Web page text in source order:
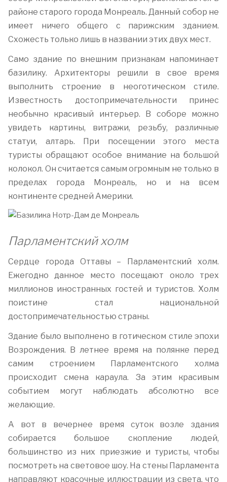
районе старого города Монреаль. Данный собор не
имеет ничего общего с парижским зданием.
Схожесть только лишь в названии этих двух мест.
Само здание по внешним признакам напоминает
базилику. Архитекторы решили в свое время
выполнить строение в неоготическом стиле.
Известность достопримечательности принес
необычно красивый интерьер. В соборе можно
увидеть картины, витражи, резьбу, различные
статуи, алтарь. При посещении этого места
туристы обращают особое внимание на большой
колокол. Он считается самым огромным не только в
пределах города Монреаль, но и на всем
континенте средней Америки.
Парламентский холм
Сердце города Оттавы – Парламентский холм.
Ежегодно данное место посещают около трех
миллионов иностранных гостей и туристов. Холм
поистине стал национальной
достопримечательностью страны.
Здание было выполнено в готическом стиле эпохи
Возрождения. В летнее время на полянке перед
самим строением Парламентского холма
происходит смена караула. За этим красивым
событием могут наблюдать абсолютно все
желающие.
А вот в вечернее время суток возле здания
собирается большое скопление людей,
большинство из них приезжие и туристы, чтобы
посмотреть на световое шоу. На стены Парламента
направляют красочные иллюстрации из света, что